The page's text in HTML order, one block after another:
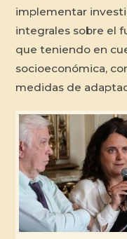
implementar
integrales sobre el
que teniendo en
socioeconómica,
medidas de